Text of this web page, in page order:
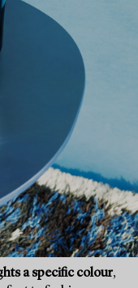
a specific colour,